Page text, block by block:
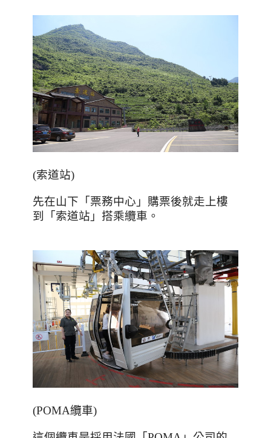
(索道站)
先在山下「票務中心」購票後就走上樓
到「索道站」搭乘纜車。
(POMA纜車)